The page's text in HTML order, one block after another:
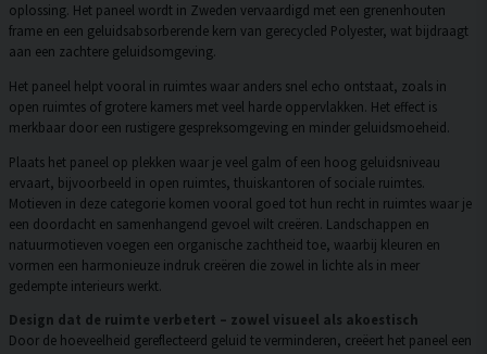
oplossing. Het paneel wordt in Zweden vervaardigd met een grenenhouten
frame en een geluidsabsorberende kern van gerecycled Polyester, wat bijdraagt
aan een zachtere geluidsomgeving.
Het paneel helpt vooral in ruimtes waar anders snel echo ontstaat, zoals in
open ruimtes of grotere kamers met veel harde oppervlakken. Het effect is
merkbaar door een rustigere gespreksomgeving en minder geluidsmoeheid.
Plaats het paneel op plekken waar je veel galm of een hoog geluidsniveau
ervaart, bijvoorbeeld in open ruimtes, thuiskantoren of sociale ruimtes.
Motieven in deze categorie komen vooral goed tot hun recht in ruimtes waar je
een doordacht en samenhangend gevoel wilt creëren. Landschappen en
natuurmotieven voegen een organische zachtheid toe, waarbij kleuren en
vormen een harmonieuze indruk creëren die zowel in lichte als in meer
gedempte interieurs werkt.
Design dat de ruimte verbetert – zowel visueel als akoestisch
Door de hoeveelheid gereflecteerd geluid te verminderen, creëert het paneel een